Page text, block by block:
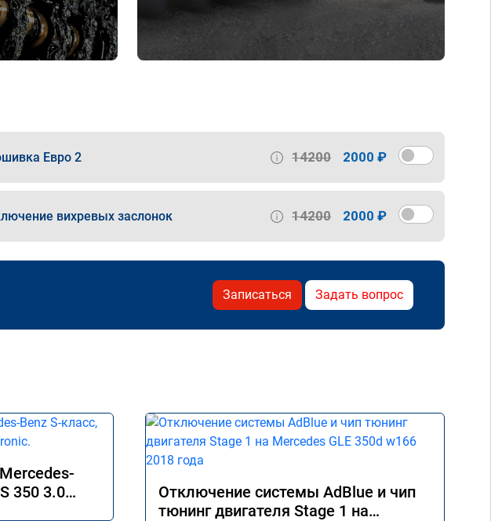
Евро 2 14200 2000 ₽
вихревых заслонок 14200 2000 ₽
Записаться Задать вопрос
350 3.0
Отключение системы AdBlue и чип
тюнинг двигателя Stage 1 на